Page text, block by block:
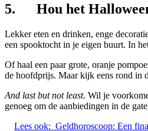
5. Hou het
Lekker eten en drinken, enge
een spooktocht in je eigen buurt. In
Of haal een paar grote, oranje
de hoofdprijs. Maar kijk eens rond in
And last but not least. Wil je
genoeg om de aanbiedingen in de
Lees ook: Geldhoroscoop: Een